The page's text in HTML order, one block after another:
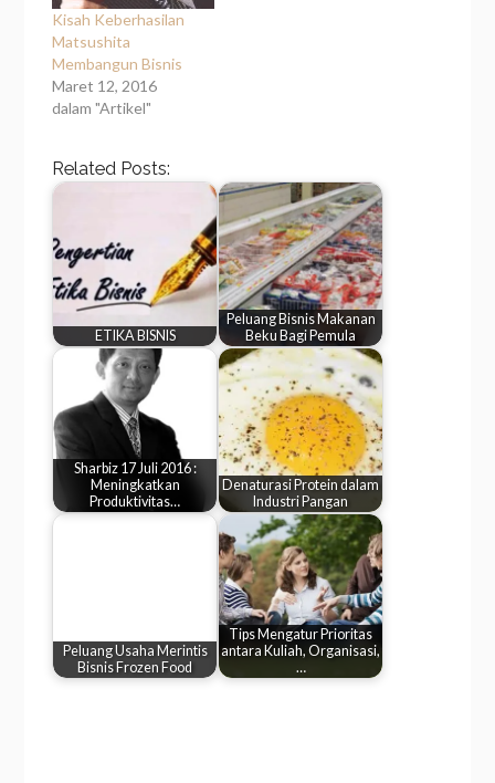
Kisah Keberhasilan
Matsushita
Membangun Bisnis
Maret 12, 2016
dalam "Artikel"
Related Posts:
ETIKA BISNIS
Peluang Bisnis Makanan
Beku Bagi Pemula
Sharbiz 17 Juli 2016 :
Meningkatkan
Produktivitas…
Denaturasi Protein dalam
Industri Pangan
Peluang Usaha Merintis
Bisnis Frozen Food
Tips Mengatur Prioritas
antara Kuliah, Organisasi,
…